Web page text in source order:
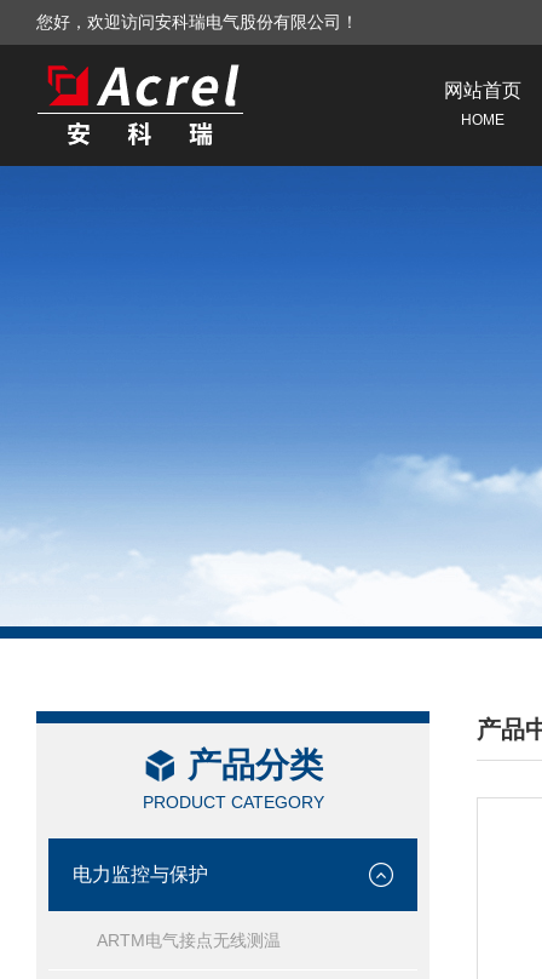
您好，欢迎访问安科瑞电气股份有限公司！
网站首页
HOME
产品分类
PRODUCT CATEGORY
电力监控与保护
ARTM电气接点无线测温
产品
/